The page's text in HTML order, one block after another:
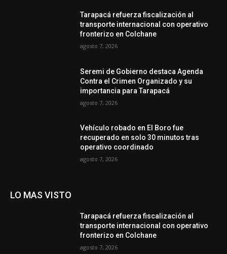
Tarapacá refuerza fiscalización al
transporte internacional con operativo
fronterizo en Colchane
agosto 7, 2026
Seremi de Gobierno destaca Agenda
Contra el Crimen Organizado y su
importancia para Tarapacá
agosto 7, 2026
Vehículo robado en El Boro fue
recuperado en solo 30 minutos tras
operativo coordinado
agosto 7, 2026
LO MAS VISTO
Tarapacá refuerza fiscalización al
transporte internacional con operativo
fronterizo en Colchane
agosto 7, 2026